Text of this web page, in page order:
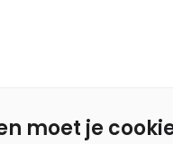
moet je